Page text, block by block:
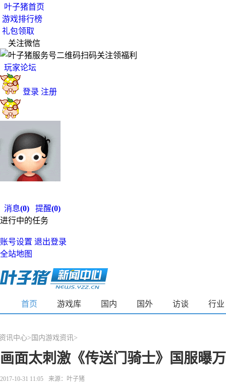
叶子猪首页
游戏排行榜
礼包领取
关注微信
扫码关注领福利
玩家论坛
登录 注册
消息(0) 提醒(0)
进行中的任务
账号设置 退出登录
全站地图
首页 游戏库 国内 国外 访谈 行业
> 讯中心> 国内游戏资讯>
画面太刺激《传送门骑士》国服曝
2017-10-31 11:05 来源：叶子猪